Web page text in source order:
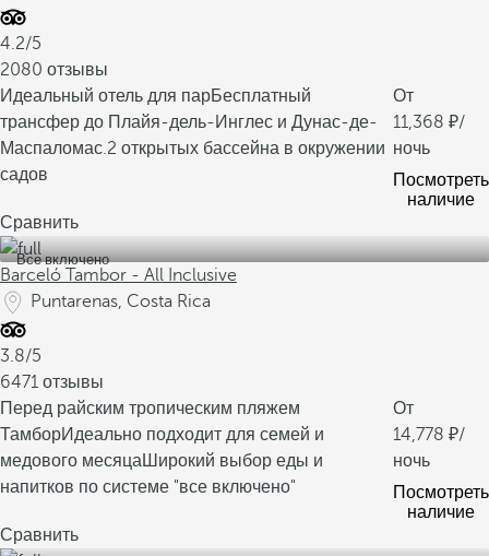
4.2/5
2080 отзывы
Идеальный отель для парБесплатный
трансфер до Плайя-дель-Инглес и Дунас-де-
Маспаломас.2 открытых бассейна в окружении
садов
От
11,368
/
ночь
Посмотреть
наличие
Сравнить
Все включено
Barceló Tambor - All Inclusive
Puntarenas, Costa Rica
3.8/5
6471 отзывы
Перед райским тропическим пляжем
ТамборИдеально подходит для семей и
медового месяцаШирокий выбор еды и
напитков по системе "все включено"
От
14,778
/
ночь
Посмотреть
наличие
Сравнить